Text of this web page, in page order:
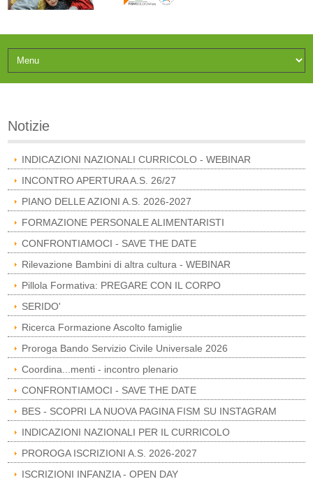
Notizie
INDICAZIONI NAZIONALI CURRICOLO - WEBINAR
INCONTRO APERTURA A.S. 26/27
PIANO DELLE AZIONI A.S. 2026-2027
FORMAZIONE PERSONALE ALIMENTARISTI
CONFRONTIAMOCI - SAVE THE DATE
Rilevazione Bambini di altra cultura - WEBINAR
Pillola Formativa: PREGARE CON IL CORPO
SERIDO'
Ricerca Formazione Ascolto famiglie
Proroga Bando Servizio Civile Universale 2026
Coordina...menti - incontro plenario
CONFRONTIAMOCI - SAVE THE DATE
BES - SCOPRI LA NUOVA PAGINA FISM SU INSTAGRAM
INDICAZIONI NAZIONALI PER IL CURRICOLO
PROROGA ISCRIZIONI A.S. 2026-2027
ISCRIZIONI INFANZIA - OPEN DAY